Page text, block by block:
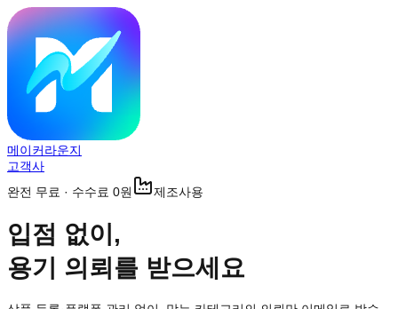
메이커라운지
고객사
완전 무료 · 수수료 0원
제조사용
입점 없이,
용기 의뢰를 받으세요